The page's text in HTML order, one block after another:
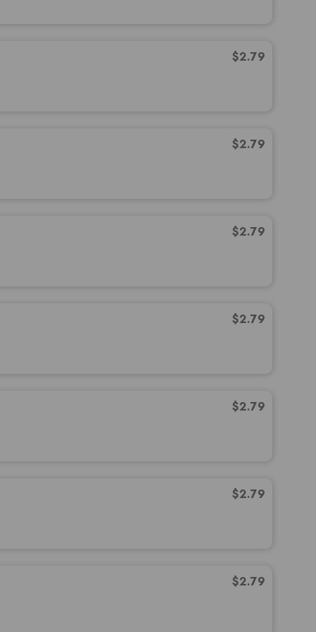
$2.79
$2.79
$2.79
$2.79
$2.79
$2.79
$2.79